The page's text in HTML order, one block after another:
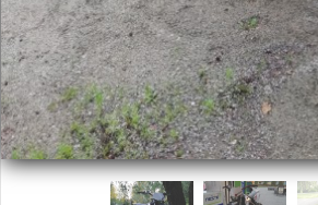
Helsingin sää
Tampereen sää
Turun sää
Oulun sää
Kuopion sää
Rovaniemen sää
MUUT
VIP-jäsenyys